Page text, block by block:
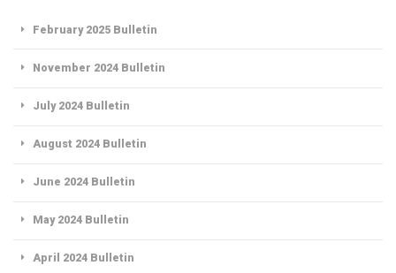
February 2025 Bulletin
November 2024 Bulletin
July 2024 Bulletin
August 2024 Bulletin
June 2024 Bulletin
May 2024 Bulletin
April 2024 Bulletin